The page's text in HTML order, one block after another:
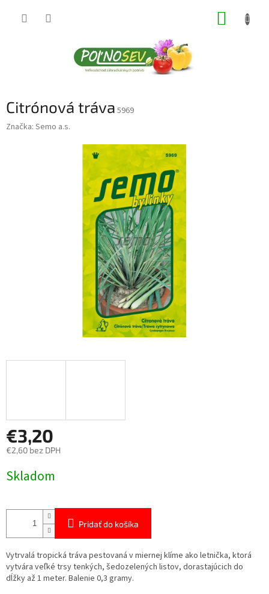
Citrónová tráva 5969
Značka: Semo a.s.
€3,20
€2,60 bez DPH
cena:
Skladom
Pridať do košíka
Vytrvalá tropická tráva pestovaná v miernej klíme ako letnička, ktorá
vytvára veľké trsy tenkých, šedozelených listov, dorastajúcich do
dĺžky až 1 meter. Balenie 0,3 gramy.